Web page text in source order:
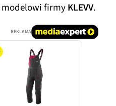
modelowi firmyKLEVV.
REKLAMA